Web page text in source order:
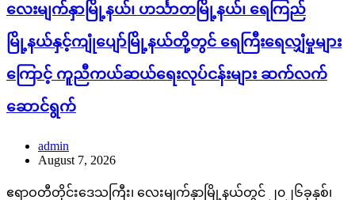
လေးမျက်နှာမြို့နယ်၊ ဟင်္သာတမြို့နယ်၊ ရေကြည်
မြို့နယ်နှင့်ကျုံပျော်မြို့နယ်တို့တွင် ရေကြီးရေလျှံမှုများ
ကြောင့် ကူညီကယ်ဆယ်ရေးလုပ်ငန်းများ ဆက်လက်
ဆောင်ရွက်
admin
August 7, 2026
ဧရာဝတီတိုင်းဒေသကြီး၊ လေးမျက်နှာမြို့နယ်တွင် ၂၀၂၆ခုနှစ်၊